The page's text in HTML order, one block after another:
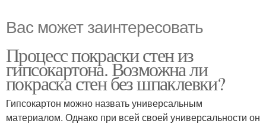
Вас может заинтересовать
Процесс покраски стен из
гипсокартона. Возможна ли
покраска стен без шпаклевки?
Гипсокартон можно назвать универсальным
материалом. Однако при всей своей универсальности он